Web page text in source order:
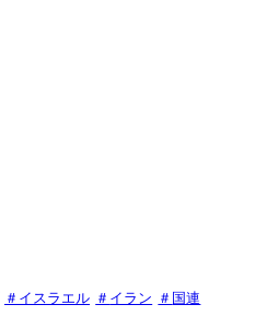
イスラエル イラン
国連